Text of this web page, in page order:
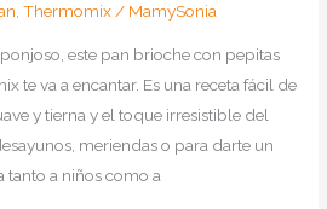
,Thermomix/ MamySonia
este pan brioche con pepitas
te va a encantar. Es una receta fácil de
y tierna y el toque irresistible del
meriendas o para darte un
tanto a niños como a